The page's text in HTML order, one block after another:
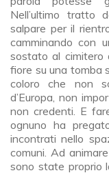
Nell’ultimo tratto
salpare per il
camminando con
sostato al cimitero
fiore su una tomba
coloro che non
d’Europa, non
non credenti. E
ognuno ha
incontrati nello
comuni. Ad
sono state proprio